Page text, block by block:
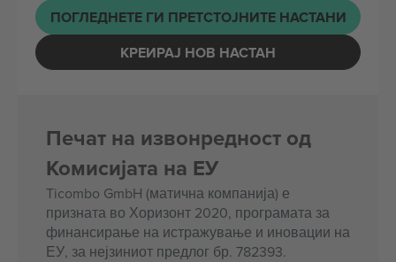
ПОГЛЕДНЕТЕ ГИ ПРЕТСТОЈНИТЕ НАСТАНИ
КРЕИРАЈ НОВ НАСТАН
Печат на извонредност од
Комисијата на ЕУ
Ticombo GmbH (матична компанија) е
призната во Хоризонт 2020, програмата за
финансирање на истражување и иновации на
ЕУ, за нејзиниот предлог бр. 782393.